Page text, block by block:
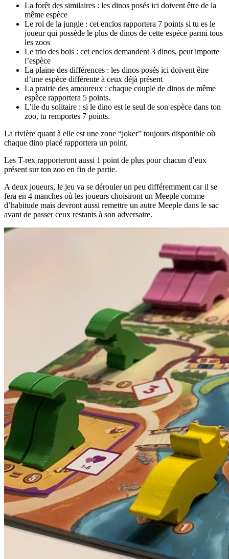
La forêt des similaires : les dinos posés ici doivent être de la
même espèce
Le roi de la jungle : cet enclos rapportera 7 points si tu es le
joueur qui possède le plus de dinos de cette espèce parmi tous
les zoos
Le trio des bois : cet enclos demandent 3 dinos, peut importe
l’espèce
La plaine des différences : les dinos posés ici doivent être
d’une espèce différente à ceux déjà présent
La prairie des amoureux : chaque couple de dinos de même
espèce rapportera 5 points.
L’ile du solitaire : si le dino est le seul de son espèce dans ton
zoo, tu remportes 7 points.
La rivière quant à elle est une zone “joker” toujours disponible où
chaque dino placé rapportera un point.
Les T-rex rapporteront aussi 1 point de plus pour chacun d’eux
présent sur ton zoo en fin de partie.
A deux joueurs, le jeu va se dérouler un peu différemment car il se
fera en 4 manches où les joueurs choisiront un Meeple comme
d’habitude mais devront aussi remettre un autre Meeple dans le sac
avant de passer ceux restants à son adversaire.